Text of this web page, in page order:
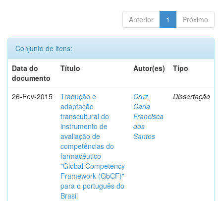
Anterior 1 Próximo
Conjunto de itens:
Data do
documento
Título Autor(es) Tipo
26-Fev-2015
Tradução e
adaptação
transcultural do
instrumento de
avaliação de
competências do
farmacêutico
"Global Competency
Framework (GbCF)"
para o português do
Brasil
Cruz,
Carla
Francisca
dos
Santos
Dissertação